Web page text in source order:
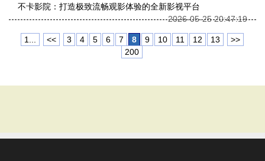
不卡影院：打造极致流畅观影体验的全新影视平台
2026-05-25 20:47:19
1... << 3 4 5 6 7 8 9 10 11 12 13
>>
200